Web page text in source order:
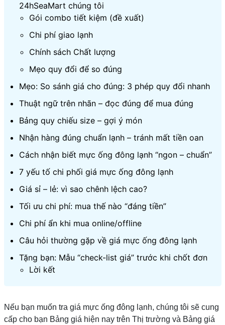
24hSeaMart chúng tôi
Gói combo tiết kiệm (đề xuất)
Chi phí giao lạnh
Chính sách Chất lượng
Mẹo quy đổi để so đúng
Mẹo: So sánh giá cho đúng: 3 phép quy đổi nhanh
Thuật ngữ trên nhãn – đọc đúng để mua đúng
Bảng quy chiếu size – gợi ý món
Nhận hàng đúng chuẩn lạnh – tránh mất tiền oan
Cách nhận biết mực ống đông lạnh “ngon – chuẩn”
7 yếu tố chi phối giá mực ống đông lạnh
Giá sỉ – lẻ: vì sao chênh lệch cao?
Tối ưu chi phí: mua thế nào “đáng tiền”
Chi phí ẩn khi mua online/offline
Câu hỏi thường gặp về giá mực ống đông lạnh
Tặng bạn: Mẫu “check-list giá” trước khi chốt đơn
Lời kết
Nếu bạn muốn tra giá mực ống đông lạnh, chúng tôi sẽ cung
cấp cho bạn Bảng giá hiện nay trên Thị trường và Bảng giá